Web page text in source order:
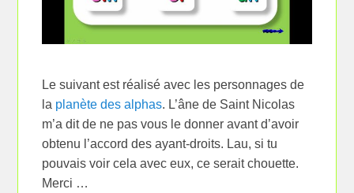
Le suivant est réalisé avec les personnages de
la planète des alphas. L’âne de Saint Nicolas
m’a dit de ne pas vous le donner avant d’avoir
obtenu l’accord des ayant-droits. Lau, si tu
pouvais voir cela avec eux, ce serait chouette.
Merci …